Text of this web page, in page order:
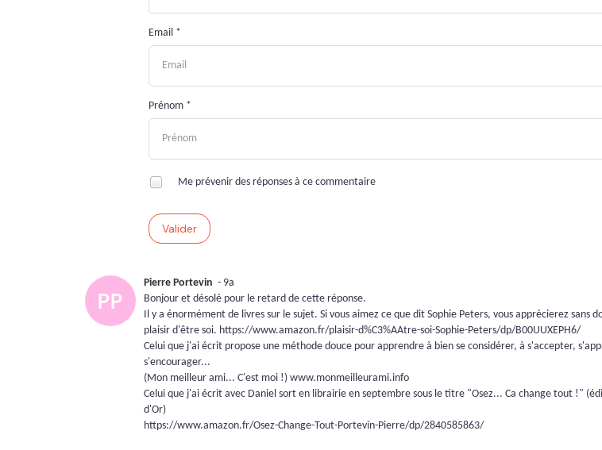
Email *
Prénom *
Me prévenir des réponses à ce commentaire
Valider
Pierre Portevin - 9a
Bonjour et désolé pour le retard de cette réponse.
Il y a énormément de livres sur le sujet. Si vous aimez ce que dit Sophie Peters, vous apprécierez sans
plaisir d'être soi. https://www.amazon.fr/plaisir-d%C3%AAtre-soi-Sophie-Peters/dp/B00UUXEPH6/
Celui que j'ai écrit propose une méthode douce pour apprendre à bien se considérer, à s'accepter,
s'encourager...
(Mon meilleur ami... C'est moi !) www.monmeilleurami.info
Celui que j'ai écrit avec Daniel sort en librairie en septembre sous le titre "Osez... Ca change tout !"
d'Or)
https://www.amazon.fr/Osez-Change-Tout-Portevin-Pierre/dp/2840585863/